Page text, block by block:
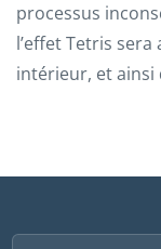
processus
l’effet Tetris
intérieur, et ainsi